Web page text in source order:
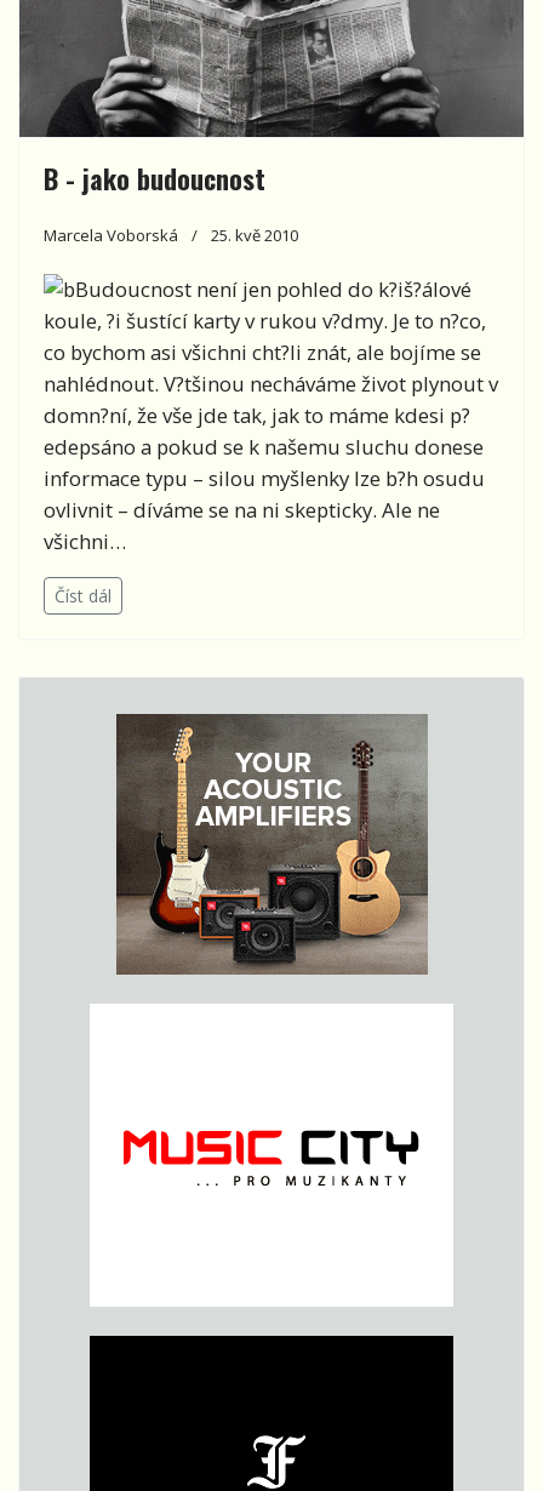
B - jako budoucnost
Marcela Voborská 25. kvě 2010
Budoucnost není jen pohled do k?iš?álové
koule, ?i šustící karty v rukou v?dmy. Je to n?co,
co bychom asi všichni cht?li znát, ale bojíme se
nahlédnout. V?tšinou necháváme život plynout v
domn?ní, že vše jde tak, jak to máme kdesi p?
edepsáno a pokud se k našemu sluchu donese
informace typu – silou myšlenky lze b?h osudu
ovlivnit – díváme se na ni skepticky. Ale ne
všichni…
Číst dál